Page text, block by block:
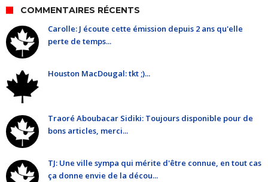
COMMENTAIRES RÉCENTS
Carolle: J écoute cette émission depuis 2 ans qu'elle
perte de temps...
Houston MacDougal: tkt ;)...
Traoré Aboubacar Sidiki: Toujours disponible pour de
bons articles, merci...
TJ: Une ville sympa qui mérite d'être connue, en tout cas
ça donne envie de la décou...